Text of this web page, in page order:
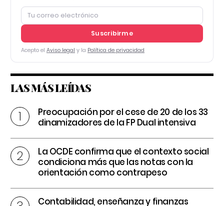
Suscribirme
Acepto el Aviso legal y la Política de privacidad
LAS MÁS LEÍDAS
Preocupación por el cese de 20 de los 33
dinamizadores de la FP Dual intensiva
La OCDE confirma que el contexto social
condiciona más que las notas con la
orientación como contrapeso
Contabilidad, enseñanza y finanzas